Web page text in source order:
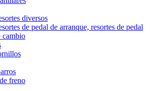
diversos
de pedal de arranque, resortes de pedal
cambio
freno